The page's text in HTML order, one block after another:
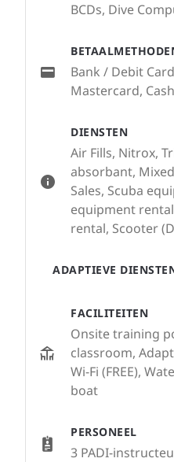
DIENSTEN
Air Fills, Nitrox,
absorbant,
Sales, Scuba
equipment
rental, Scooter
ADAPTIEVE
FACILITEITEN
Onsite training
classroom,
Wi-Fi (FREE),
boat
PERSONEEL
3 PADI-
BCDs, Dive
Bank / Debit
Mastercard,